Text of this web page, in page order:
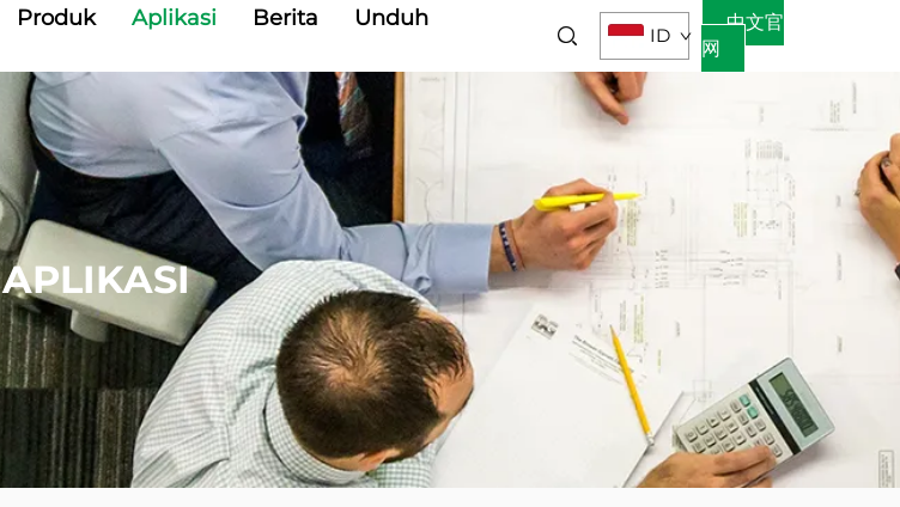
Produk Aplikasi Berita
Unduh
ID
中文官
网
APLIKASI